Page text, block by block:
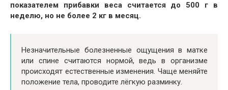
показателем прибавки веса считается до 500 г в
неделю, но не более 2 кг в месяц.
Незначительные болезненные ощущения в матке
или спине считаются нормой, ведь в организме
происходят естественные изменения. Чаще меняйте
положение тела, проводите лёгкую разминку.